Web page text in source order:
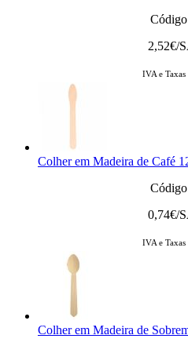
2,52€/
IVA e Taxas
Colher em Madeira de Café
0,74€/
IVA e Taxas
Colher em Madeira de